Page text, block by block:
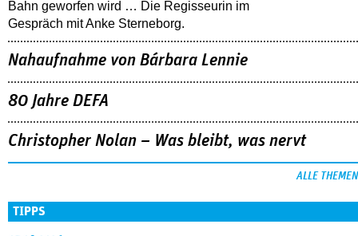
Bahn geworfen wird … Die Regisseurin im
Gespräch mit Anke Sterneborg.
Nahaufnahme von Bárbara Lennie
80 Jahre DEFA
Christopher Nolan – Was bleibt, was nervt
ALLE THEMEN
TIPPS